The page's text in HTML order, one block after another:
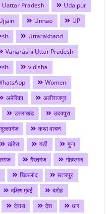
Uattar Pradesh
Udaipur
Unnao
UP
Uttarakhand
Vanarashi Uttar Pradesh
vidisha
Women
अमेरिका
अलीराजपुर
उत्तराखंड
उदयपुरा
कथा वाचन
खंडेरा गङी
गुना
गैरतगंज
गोहरगंज
चिकलोद
छतरपुर
दक्षिण मुंबई
दमोह
देवास देश
धार